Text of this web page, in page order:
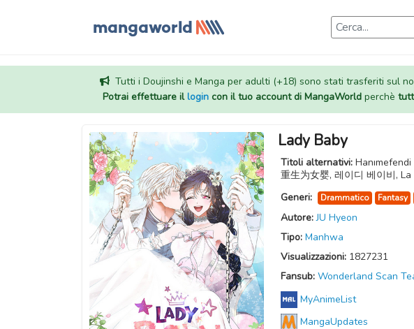
Tutti i Doujinshi e Manga per adulti (+18) sono stati trasferiti sul
Potrai effettuare illogincon il tuo account di MangaWorldperchè
Lady Baby
Titoli alternativi:
重生为女婴, 레이디 베이비,
Generi:
Drammatico Fantasy
Autore:JU Hyeon
Tipo: Manhwa
Visualizzazioni: 1827231
Fansub: Wonderland Scan
MyAnimeList
MangaUpdates